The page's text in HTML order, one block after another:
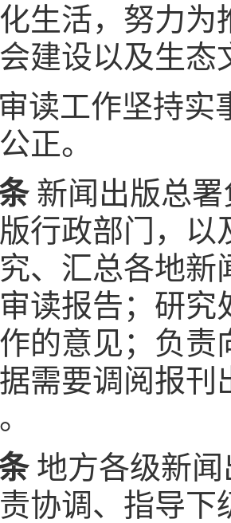
生活，努力为
建设以及生态
读工作坚持实
正。
新闻出版总署
行政部门，
、汇总各地
读报告；研
的意见；负
需要调阅报
地方各级新闻
协调、指导